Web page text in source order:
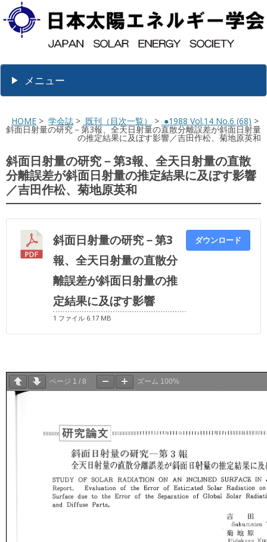
メニュー
HOME > 学会誌 > 既刊（目次一覧） > ●1988 Vol.14 No.6 (68) >
斜面日射量の研究－第3報、全天日射量の直散分離誤差が斜面日射量
の推定結果に及ぼす影響／吉田作松、菊地原英和
斜面日射量の研究－第3報、全天日射量の直散
分離誤差が斜面日射量の推定結果に及ぼす影響
／吉田作松、菊地原英和
斜面日射量の研究－第3
報、全天日射量の直散分
離誤差が斜面日射量の推
定結果に及ぼす影響
1 ファイル 6.17 MB
ダウンロード
ページ 1 / 8 ズーム 100%